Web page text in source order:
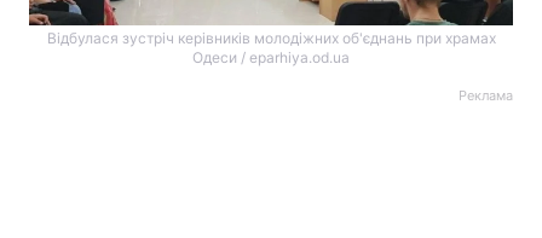
Відбулася зустріч керівників молодіжних об'єднань при храмах
Одеси / eparhiya.od.ua
Реклама